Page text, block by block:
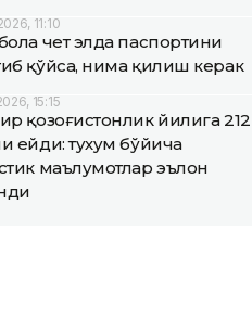
11:10
чет элда паспортини
қўйса, нима қилиш керак
15:15
қозоғистонлик йилига 212
ейди: тухум бўйича
маълумотлар эълон